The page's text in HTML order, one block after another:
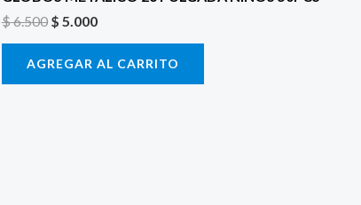
$6.500 $ 5.000
AGREGAR AL CARRITO